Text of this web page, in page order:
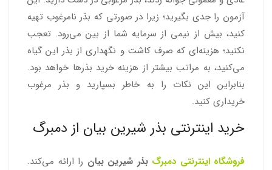
آزمون را جدی بگیرید؛ زیرا در صورتی که بذر نامرغوب تهیه
کنید، بیش از نیمی از سرمایه شما از بین می‌رود. تعجب
نکنید؛ هزینه‌ای که صرف کاشت و نگهداری از بذر این گیاه
می‌کنید، به مراتب بیشتر از هزینه خرید بذرها خواهد بود.
بنابراین این نکات را به خاطر بسپارید و بذر مرغوب
خریداری کنید.
خرید اینترنتی بذر شیرین بیان از دمبرگ
فروشگاه اینترنتی دمبرگ بذر شیرین بیان را ارائه می‌کند.